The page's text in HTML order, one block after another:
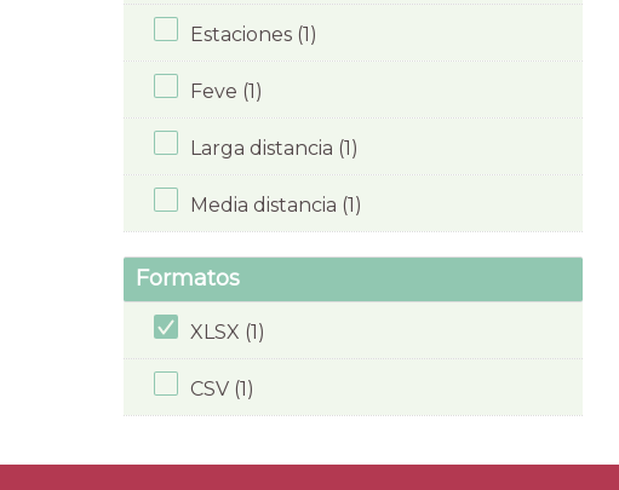
Estaciones (1)
Feve (1)
Larga distancia (1)
Media distancia (1)
Formatos
XLSX (1)
CSV (1)